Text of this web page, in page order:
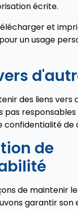
écrite.
et
un usage
des liens vers
pas
confidentialité de
de
de maintenir
garantir son